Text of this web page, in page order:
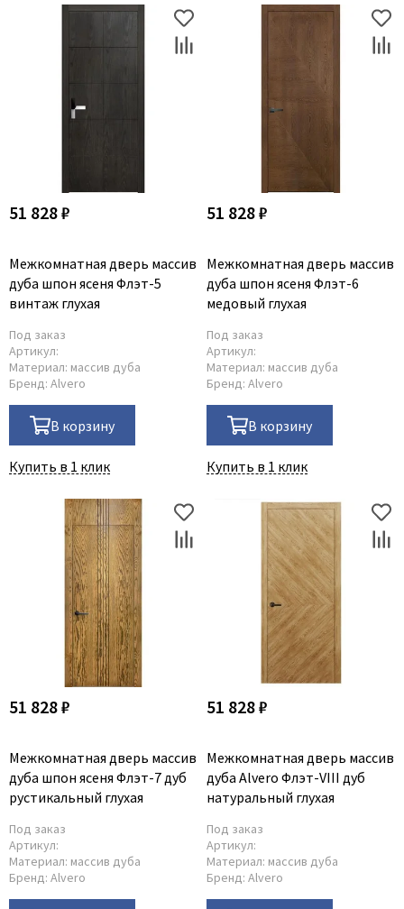
Komfort Doors
Lockstyle
Optima Porte
Oro - Oro
Philips
Porta Di Parma
Porte Vista
Portika
Poseidon
Profil Doors
Profilo Porte
Protector
Regidoors
Uberture
Valcomp
Venezia Unique
Viporte
Zadoor
51 828 ₽
Межкомнатная дверь массив
дуба шпон ясеня Флэт-5
винтаж глухая
Под заказ
Артикул:
Материал: массив дуба
Бренд: Alvero
В корзину
Купить в 1 клик
51 828 ₽
Межкомнатная дверь массив
дуба шпон ясеня Флэт-6
медовый глухая
Под заказ
Артикул:
Материал: массив дуба
Бренд: Alvero
В корзину
Купить в 1 клик
51 828 ₽
Межкомнатная дверь массив
дуба шпон ясеня Флэт-7 дуб
рустикальный глухая
Под заказ
Артикул:
Материал: массив дуба
Бренд: Alvero
51 828 ₽
Межкомнатная дверь массив
дуба Alvero Флэт-VIII дуб
натуральный глухая
Под заказ
Артикул:
Материал: массив дуба
Бренд: Alvero